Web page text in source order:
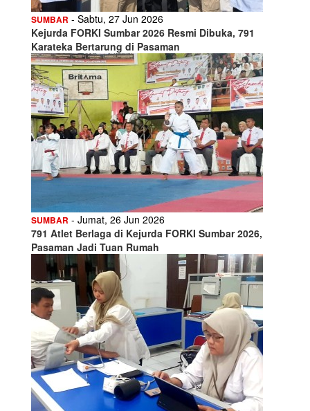
SUMBAR - Sabtu, 27 Jun 2026
Kejurda FORKI Sumbar 2026 Resmi Dibuka, 791
Karateka Bertarung di Pasaman
SUMBAR - Jumat, 26 Jun 2026
791 Atlet Berlaga di Kejurda FORKI Sumbar 2026,
Pasaman Jadi Tuan Rumah